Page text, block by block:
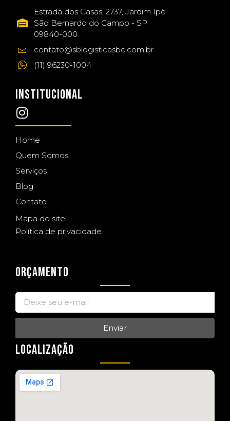
Estrada dos Casas, 2737, Jardim Ipê
São Bernardo do Campo - SP
09840-000
contato@sblogisticasbc.com.br
(11) 96230-1004
INSTITUCIONAL
Home
Quem Somos
Serviços
Blog
Contato
Mapa do site
Política de privacidade
ORÇAMENTO
Enviar
LOCALIZAÇÃO